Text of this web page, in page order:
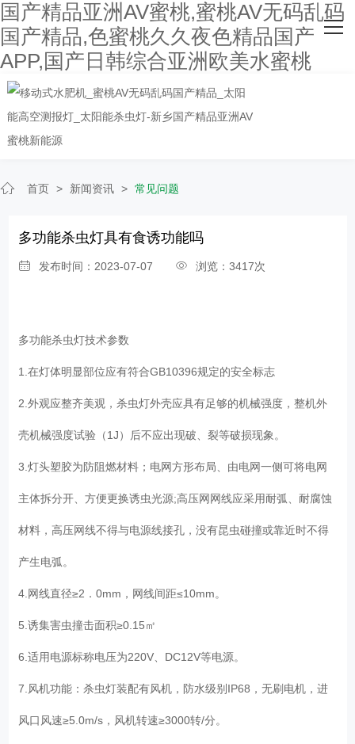
国产精品亚洲AV蜜桃,蜜桃AV无码乱码
国产精品,色蜜桃久久夜色精品国产
APP,国产日韩综合亚洲欧美水蜜桃
网站首页
关于国产精品亚洲AV蜜桃
主营产品
客户案例
人才招聘
联系国产精品亚洲AV蜜桃
首页 > 新闻资讯 > 常见问题
多功能杀虫灯具有食诱功能吗
发布时间：2023-07-07 浏览：3417次
多功能杀虫灯技术参数
1.在灯体明显部位应有符合GB10396规定的安全标志
2.外观应整齐美观，杀虫灯外壳应具有足够的机械强度，整机外
壳机械强度试验（1J）后不应出现破、裂等破损现象。
3.灯头塑胶为防阻燃材料；电网方形布局、由电网一侧可将电网
主体拆分开、方便更换诱虫光源;高压网网线应采用耐弧、耐腐蚀
材料，高压网线不得与电源线接孔，没有昆虫碰撞或靠近时不得
产生电弧。
4.网线直径≥2．0mm，网线间距≤10mm。
5.诱集害虫撞击面积≥0.15㎡
6.适用电源标称电压为220V、DC12V等电源。
7.风机功能：杀虫灯装配有风机，防水级别IP68，无刷电机，进
风口风速≥5.0m/s，风机转速≥3000转/分。